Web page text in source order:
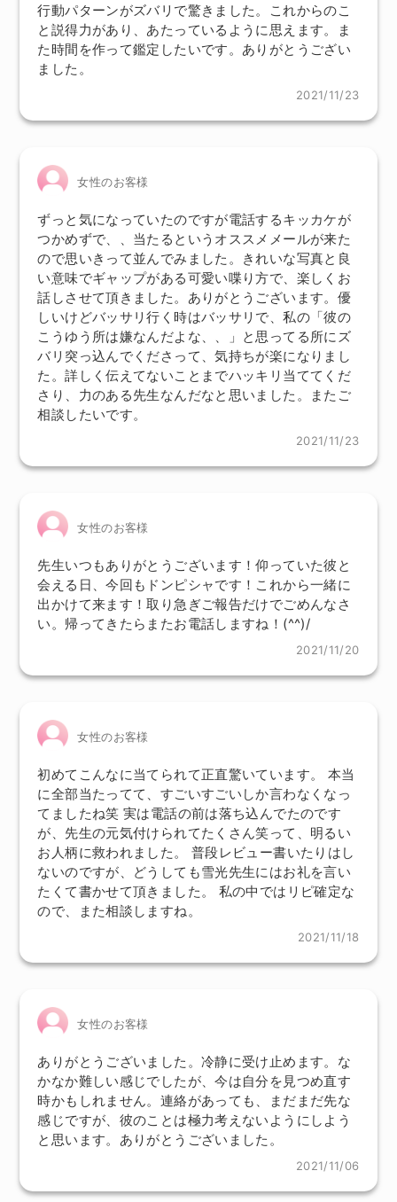
行動パターンがズバリで驚きました。これからのこ
と説得力があり、あたっているように思えます。ま
た時間を作って鑑定したいです。ありがとうござい
ました。
2021/11/23
女性のお客様
ずっと気になっていたのですが電話するキッカケが
つかめずで、、当たるというオススメメールが来た
ので思いきって並んでみました。きれいな写真と良
い意味でギャップがある可愛い喋り方で、楽しくお
話しさせて頂きました。ありがとうございます。優
しいけどバッサリ行く時はバッサリで、私の「彼の
こうゆう所は嫌なんだよな、、」と思ってる所にズ
バリ突っ込んでくださって、気持ちが楽になりまし
た。詳しく伝えてないことまでハッキリ当ててくだ
さり、力のある先生なんだなと思いました。またご
相談したいです。
2021/11/23
女性のお客様
先生いつもありがとうございます！仰っていた彼と
会える日、今回もドンピシャです！これから一緒に
出かけて来ます！取り急ぎご報告だけでごめんなさ
い。帰ってきたらまたお電話しますね！(^^)/
2021/11/20
女性のお客様
初めてこんなに当てられて正直驚いています。 本当
に全部当たってて、すごいすごいしか言わなくなっ
てましたね笑 実は電話の前は落ち込んでたのです
が、先生の元気付けられてたくさん笑って、明るい
お人柄に救われました。 普段レビュー書いたりはし
ないのですが、どうしても雪光先生にはお礼を言い
たくて書かせて頂きました。 私の中ではリピ確定な
ので、また相談しますね。
2021/11/18
女性のお客様
ありがとうございました。冷静に受け止めます。な
かなか難しい感じでしたが、今は自分を見つめ直す
時かもしれません。連絡があっても、まだまだ先な
感じですが、彼のことは極力考えないようにしよう
と思います。ありがとうございました。
2021/11/06